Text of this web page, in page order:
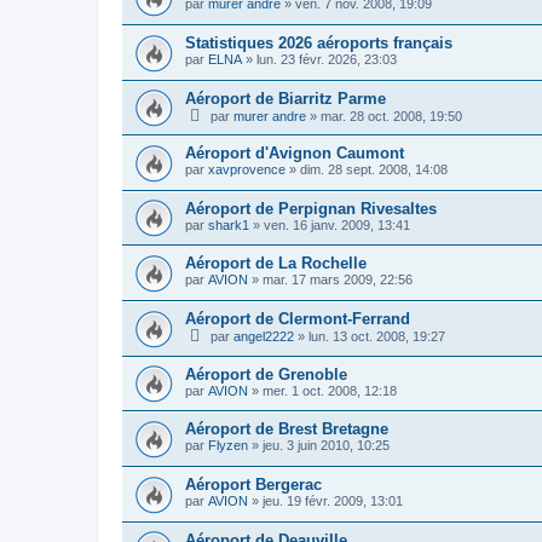
par murer andre » ven. 7 nov. 2008, 19:09
Statistiques 2026 aéroports français
par ELNA » lun. 23 févr. 2026, 23:03
Aéroport de Biarritz Parme
par murer andre » mar. 28 oct. 2008, 19:50
Aéroport d'Avignon Caumont
par xavprovence » dim. 28 sept. 2008, 14:08
Aéroport de Perpignan Rivesaltes
par shark1 » ven. 16 janv. 2009, 13:41
Aéroport de La Rochelle
par AVION » mar. 17 mars 2009, 22:56
Aéroport de Clermont-Ferrand
par angel2222 » lun. 13 oct. 2008, 19:27
Aéroport de Grenoble
par AVION » mer. 1 oct. 2008, 12:18
Aéroport de Brest Bretagne
par Flyzen » jeu. 3 juin 2010, 10:25
Aéroport Bergerac
par AVION » jeu. 19 févr. 2009, 13:01